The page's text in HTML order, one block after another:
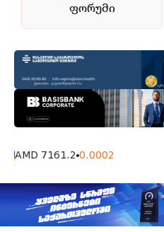
ფორუმი
AMD 7161.2 0.0002